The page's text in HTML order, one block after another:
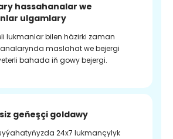
hassahanalar we
ulgamlary
lukmanlar bilen häzirki zaman
maslahat we bejergi
bahada iň gowy bejergi.
geňeşçi goldawy
24x7 lukmançylyk